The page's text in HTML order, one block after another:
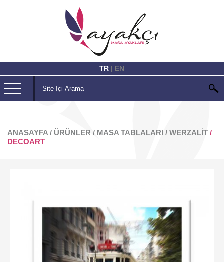
TR | EN
ANASAYFA / ÜRÜNLER / MASA TABLALARI / WERZALIT /
DECOART